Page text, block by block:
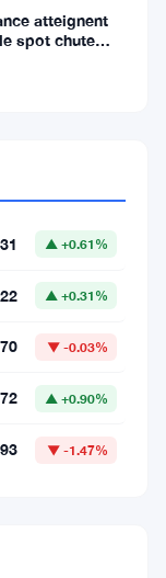
atteignent
spot chute
▲ +0.61%
▲ +0.31%
▼ -0.03%
▲ +0.90%
▼ -1.47%